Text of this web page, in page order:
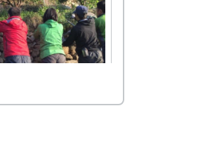
学部歴史学科4回
みた江戸時代の神
学部歴史学科教授
学部歴史学科4回
島慧音
ら総勢20数名の
積みワークショッ